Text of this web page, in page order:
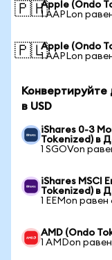
🇵🇭Apple (Ondo
1 AAPLon
🇵🇱Apple (Ondo
1 AAPLon
Конвертируйте
в USD
iShares 0-3
Tokenized) в
1 SGOVon
iShares MSCI
Tokenized) в
1 EEMon
AMD (Ondo
1 AMDon